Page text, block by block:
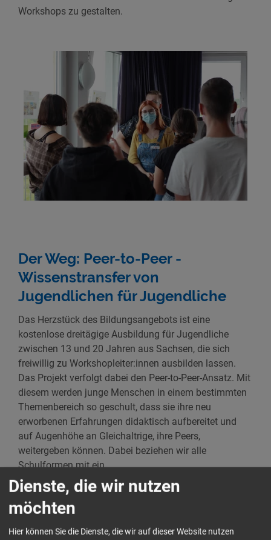
Workshops zu gestalten.
Der Weg: Peer-to-Peer -
Wissenstransfer von
Jugendlichen für Jugendliche
Das Herzstück des Bildungsangebots ist eine
kostenlose dreitägige Ausbildung für Jugendliche
zwischen 13 und 20 Jahren aus Sachsen, die sich
freiwillig zu Workshopleiter:innen ausbilden lassen.
Das Projekt verfolgt dabei den Peer-to-Peer-Ansatz. Mit
diesem werden junge Menschen in einem bestimmten
Themenbereich so geschult, dass sie ihre neu
erworbenen Erfahrungen didaktisch aufbereitet und
auf Augenhöhe an Gleichaltrige, ihre Peers,
weitergeben können. Dabei beziehen wir alle
Schulformen mit ein.
Die Teilnehmenden unserer Peer-Ausbildungen setzen
sich neben den inhaltlichen Hauptthemen auch mit
Dadurch erhalten die Jugendlichen nicht nur
Dienste, die wir nutzen
möchten
Hier können Sie die Dienste, die wir auf dieser Website nutzen